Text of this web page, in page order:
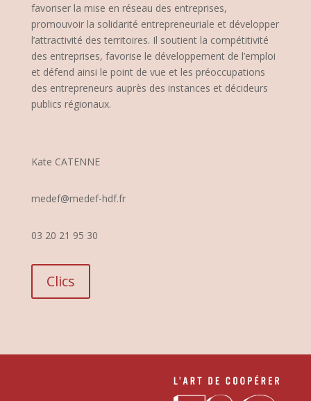
favoriser la mise en réseau des entreprises,
promouvoir la solidarité entrepreneuriale et développer
l’attractivité des territoires. Il soutient la compétitivité
des entreprises, favorise le développement de l’emploi
et défend ainsi le point de vue et les préoccupations
des entrepreneurs auprès des instances et décideurs
publics régionaux.
Kate CATENNE
medef@medef-hdf.fr
03 20 21 95 30
Clics